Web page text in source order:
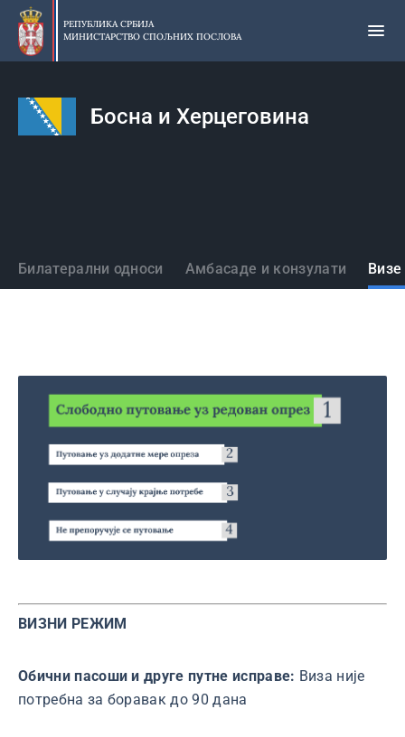
Прескочи
главни
део
РЕПУБЛИКА СРБИЈА
МИНИСТАРСТВО СПОЉНИХ ПОСЛОВА
Босна и Херцеговина
Државе
Билатерални односи Амбасаде и конзулати
ВИЗНИ РЕЖИМ
Обични пасоши и друге путне исправе: Виза није
потребна за боравак до 90 дана